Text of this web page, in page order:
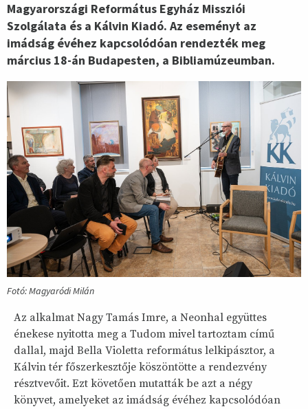
Magyarországi Református Egyház Missziói
Szolgálata és a Kálvin Kiadó. Az eseményt az
imádság évéhez kapcsolódóan rendezték meg
március 18-án Budapesten, a Bibliamúzeumban.
Fotó: Magyaródi Milán
Az alkalmat Nagy Tamás Imre, a Neonhal együttes
énekese nyitotta meg a Tudom mivel tartoztam című
dallal, majd Bella Violetta református lelkipásztor, a
Kálvin tér főszerkesztője köszöntötte a rendezvény
résztvevőit. Ezt követően mutatták be azt a négy
könyvet, amelyeket az imádság évéhez kapcsolódóan